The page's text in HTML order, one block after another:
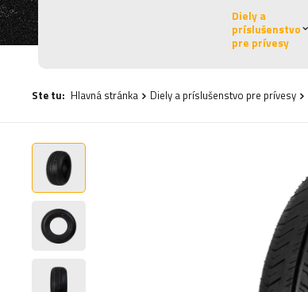
Diely a
príslušenstvo
pre prívesy
Ste tu: Hlavná stránka Diely a príslušenstvo pre prívesy